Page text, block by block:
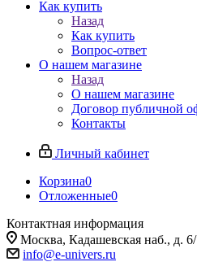
Как купить
Назад
Как купить
Вопрос-ответ
О нашем магазине
Назад
О нашем магазине
Договор публичной
Контакты
Личный кабинет
Корзина0
Отложенные0
Контактная информация
Москва, Кадашевская наб., д.
info@e-univers.ru